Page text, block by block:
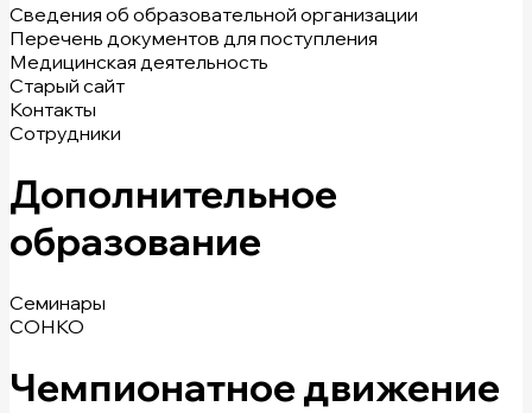
Сведения об образовательной организации
Перечень документов для поступления
Медицинская деятельность
Старый сайт
Контакты
Сотрудники
Дополнительное
образование
Семинары
СОНКО
Чемпионатное движение